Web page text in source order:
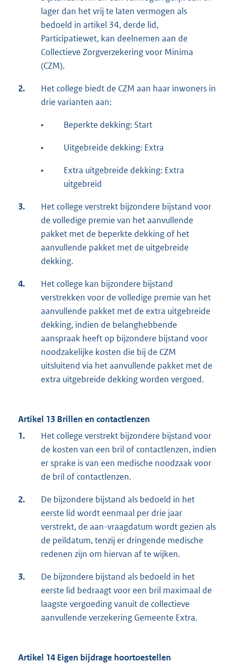
lager dan het vrij te laten vermogen als
bedoeld in artikel 34, derde lid,
Participatiewet, kan deelnemen aan de
Collectieve Zorgverzekering voor Minima
(CZM).
2.
Het college biedt de CZM aan haar inwoners in
drie varianten aan:
• Beperkte dekking: Start
• Uitgebreide dekking: Extra
•
Extra uitgebreide dekking: Extra
uitgebreid
3.
Het college verstrekt bijzondere bijstand voor
de volledige premie van het aanvullende
pakket met de beperkte dekking of het
aanvullende pakket met de uitgebreide
dekking.
4.
Het college kan bijzondere bijstand
verstrekken voor de volledige premie van het
aanvullende pakket met de extra uitgebreide
dekking, indien de belanghebbende
aanspraak heeft op bijzondere bijstand voor
noodzakelijke kosten die bij de CZM
uitsluitend via het aanvullende pakket met de
extra uitgebreide dekking worden vergoed.
Artikel 13 Brillen en contactlenzen
1.
Het college verstrekt bijzondere bijstand voor
de kosten van een bril of contactlenzen, indien
er sprake is van een medische noodzaak voor
de bril of contactlenzen.
2.
De bijzondere bijstand als bedoeld in het
eerste lid wordt eenmaal per drie jaar
verstrekt, de aan-vraagdatum wordt gezien als
de peildatum, tenzij er dringende medische
redenen zijn om hiervan af te wijken.
3.
De bijzondere bijstand als bedoeld in het
eerste lid bedraagt voor een bril maximaal de
laagste vergoeding vanuit de collectieve
aanvullende verzekering Gemeente Extra.
Artikel 14 Eigen bijdrage hoortoestellen